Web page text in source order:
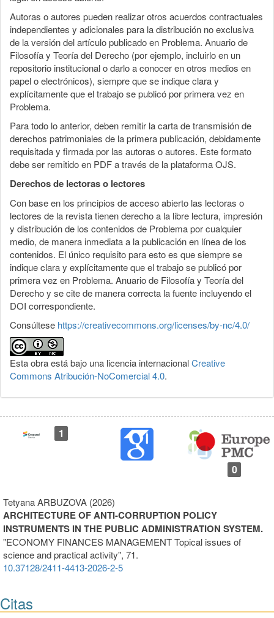
Autoras o autores pueden realizar otros acuerdos contractuales
independientes y adicionales para la distribución no exclusiva
de la versión del artículo publicado en Problema. Anuario de
Filosofía y Teoría del Derecho (por ejemplo, incluirlo en un
repositorio institucional o darlo a conocer en otros medios en
papel o electrónicos), siempre que se indique clara y
explícitamente que el trabajo se publicó por primera vez en
Problema.
Para todo lo anterior, deben remitir la carta de transmisión de
derechos patrimoniales de la primera publicación, debidamente
requisitada y firmada por las autoras o autores. Este formato
debe ser remitido en PDF a través de la plataforma OJS.
Derechos de lectoras o lectores
Con base en los principios de acceso abierto las lectoras o
lectores de la revista tienen derecho a la libre lectura, impresión
y distribución de los contenidos de Problema por cualquier
medio, de manera inmediata a la publicación en línea de los
contenidos. El único requisito para esto es que siempre se
indique clara y explícitamente que el trabajo se publicó por
primera vez en Problema. Anuario de Filosofía y Teoría del
Derecho y se cite de manera correcta la fuente incluyendo el
DOI correspondiente.
Consúltese https://creativecommons.org/licenses/by-nc/4.0/
Esta obra está bajo una licencia internacionalCreative
Commons Atribución-NoComercial 4.0.
1
0
Tetyana ARBUZOVA (2026)
ARCHITECTURE OF ANTI-CORRUPTION POLICY
INSTRUMENTS IN THE PUBLIC ADMINISTRATION SYSTEM.
"EСONOMY FINANСES MANAGEMENT Topical issues of
science and practical activity", 71.
10.37128/2411-4413-2026-2-5
Citas